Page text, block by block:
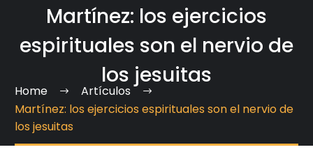
Martínez: los ejercicios
espirituales son el nervio de
los jesuitas
Home
Artículos
Martínez: los ejercicios espirituales son el nervio de
los jesuitas